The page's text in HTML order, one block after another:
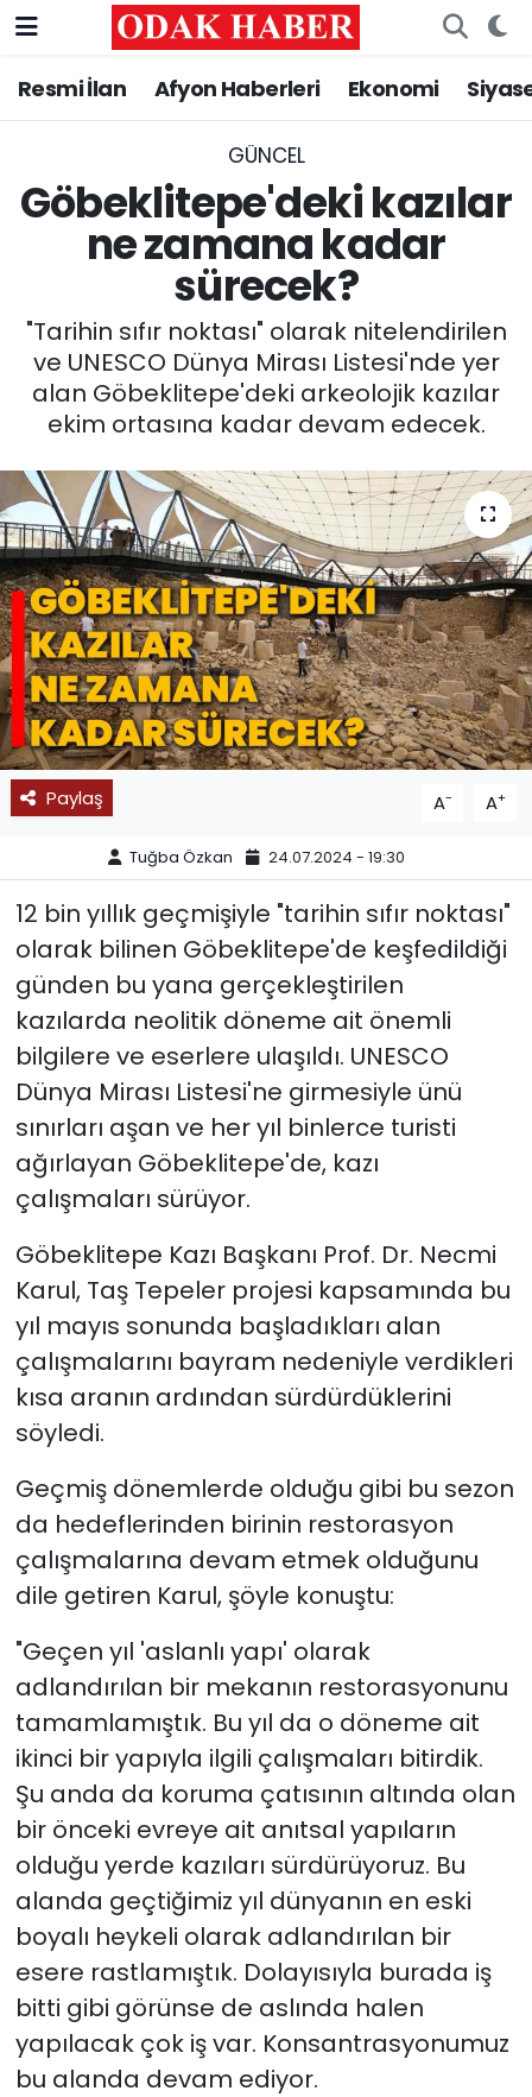
Resmi İlan Afyon Haberleri Ekonomi
GÜNCEL
Göbeklitepe'deki kazılar
ne zamana kadar
sürecek?
"Tarihin sıfır noktası" olarak nitelendirilen
ve UNESCO Dünya Mirası Listesi'nde yer
alan Göbeklitepe'deki arkeolojik kazılar
ekim ortasına kadar devam edecek.
Paylaş A- A+
Tuğba Özkan 24.07.2024 - 19:30
12 bin yıllık geçmişiyle "tarihin sıfır noktası"
olarak bilinen Göbeklitepe'de keşfedildiği
günden bu yana gerçekleştirilen
kazılarda neolitik döneme ait önemli
bilgilere ve eserlere ulaşıldı. UNESCO
Dünya Mirası Listesi'ne girmesiyle ünü
sınırları aşan ve her yıl binlerce turisti
ağırlayan Göbeklitepe'de, kazı
çalışmaları sürüyor.
Göbeklitepe Kazı Başkanı Prof. Dr. Necmi
Karul, Taş Tepeler projesi kapsamında bu
yıl mayıs sonunda başladıkları alan
çalışmalarını bayram nedeniyle verdikleri
kısa aranın ardından sürdürdüklerini
söyledi.
Geçmiş dönemlerde olduğu gibi bu sezon
da hedeflerinden birinin restorasyon
çalışmalarına devam etmek olduğunu
dile getiren Karul, şöyle konuştu:
"Geçen yıl 'aslanlı yapı' olarak
adlandırılan bir mekanın restorasyonunu
tamamlamıştık. Bu yıl da o döneme ait
ikinci bir yapıyla ilgili çalışmaları bitirdik.
Şu anda da koruma çatısının altında olan
bir önceki evreye ait anıtsal yapıların
olduğu yerde kazıları sürdürüyoruz. Bu
alanda geçtiğimiz yıl dünyanın en eski
boyalı heykeli olarak adlandırılan bir
esere rastlamıştık. Dolayısıyla burada iş
bitti gibi görünse de aslında halen
yapılacak çok iş var. Konsantrasyonumuz
bu alanda devam ediyor.
AFYONKARAHİSAR HABERLERİ
ASAYİŞ
SİYASET
EĞİTİM
SAĞLIK
SPOR
11:11 MANŞET
Nöbetçi Eczaneler
Trafik Durumu
Süper Lig Puan Durumu ve Fikstür
Tüm Manşetler
Son Dakika Haberleri